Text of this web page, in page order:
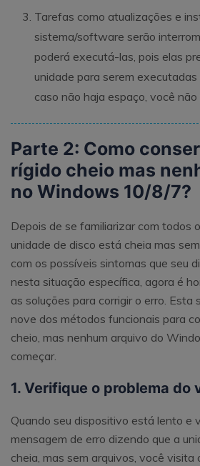
Tarefas como atualizações e
sistema/software serão
poderá executá-las, pois elas
unidade para serem executadas
caso não haja espaço, você não
Parte 2: Como
rígido cheio mas
no Windows 10/8/7?
Depois de se familiarizar com todos
unidade de disco está cheia mas
com os possíveis sintomas que seu
nesta situação específica, agora é
as soluções para corrigir o erro. Esta
nove dos métodos funcionais para
cheio, mas nenhum arquivo do
começar.
1. Verifique o problema do
Quando seu dispositivo está lento e
mensagem de erro dizendo que a
cheia, mas sem arquivos, você visita